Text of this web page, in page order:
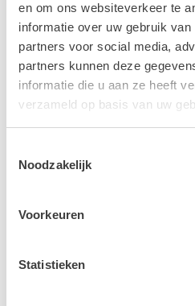
en om ons websiteverkeer te
informatie over uw gebruik
partners voor social media,
partners kunnen deze
informatie die u aan ze heeft
verzameld op basis van uw
Noodzakelijk
Voorkeuren
Statistieken
Blue Phoenix in Denmark
tailored dust-suppression
construction- and
facility on Vindmøllevej in
Lutze is al ruim 60